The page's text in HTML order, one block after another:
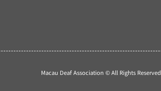
Macau Deaf Association © All Rights Reserved